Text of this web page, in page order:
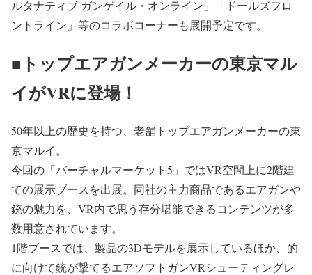
ルタナティブ ガンゲイル・オンライン」「ドールズフロ
ントライン」等のコラボコーナーも展開予定です。
■トップエアガンメーカーの東京マル
イがVRに登場！
50年以上の歴史を持つ、老舗トップエアガンメーカーの東
京マルイ。
今回の「バーチャルマーケット5」ではVR空間上に2階建
ての展示ブースを出展。同社の主力商品であるエアガンや
銃の魅力を、VR内で思う存分堪能できるコンテンツが多
数用意されています。
1階ブースでは、製品の3Dモデルを展示しているほか、的
に向けて銃が撃てるエアソフトガンVRシューティングレ